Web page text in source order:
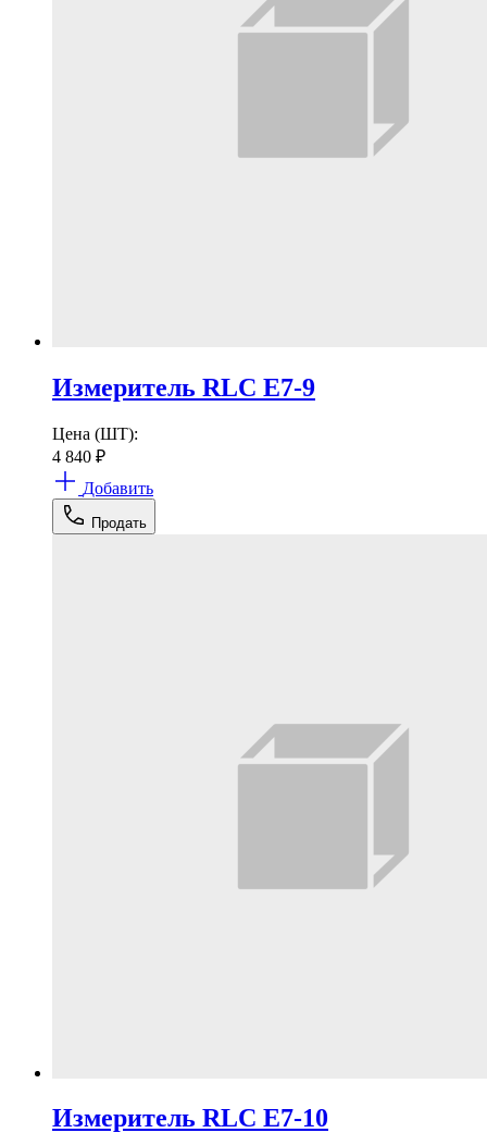
Измеритель RLC Е7-9
Цена (ШТ):
4 840 ₽
Добавить
Продать
Измеритель RLC Е7-10